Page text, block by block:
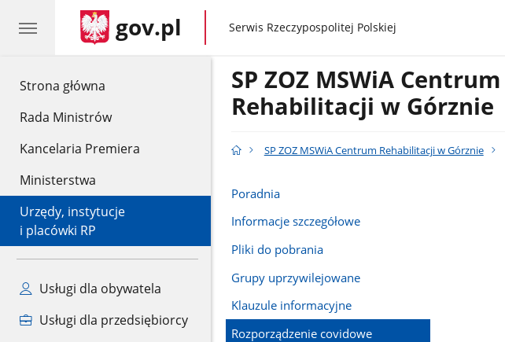
Strona główna
Rada Ministrów
Kancelaria Premiera
Ministerstwa
Urzędy, instytucje
i placówki RP
Usługi dla obywatela
Usługi dla przedsiębiorcy
gov.pl gov.pl
Serwis Rzeczypospolitej Polskiej
SP ZOZ MSWiA Centrum
Rehabilitacji w Górznie
SP ZOZ MSWiA Centrum Rehabilitacji w Górznie
Poradnia
Informacje szczegółowe
Pliki do pobrania
Grupy uprzywilejowane
Klauzule informacyjne
Rozporządzenie covidowe